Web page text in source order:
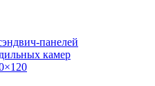
панелей
камер